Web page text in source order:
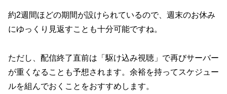
約2週間ほどの期間が設けられているので、週末のお休み
にゆっくり見返すことも十分可能ですね。
ただし、配信終了直前は「駆け込み視聴」で再びサーバー
が重くなることも予想されます。余裕を持ってスケジュー
ルを組んでおくことをおすすめします。